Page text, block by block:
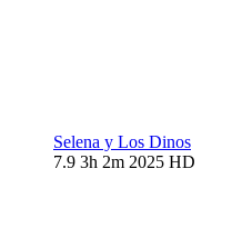
Selena y Los Dinos
7.9 3h 2m 2025 HD